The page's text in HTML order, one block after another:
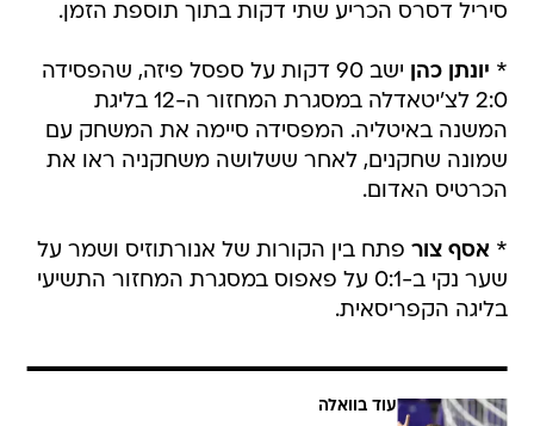
סיריל דסרס הכריע שתי דקות בתוך תוספת הזמן.
* יונתן כהן
ישב 90 דקות על ספסל פיזה, שהפסידה
2:0 לצ'יטאדלה במסגרת המחזור ה-12 בליגת
המשנה באיטליה. המפסידה סיימה את המשחק עם
שמונה שחקנים, לאחר ששלושה משחקניה ראו את
הכרטיס האדום.
* אסף צור פתח בין הקורות של אנורתוזיס ושמר על
שער נקי ב-0:1 על פאפוס במסגרת המחזור התשיעי
בליגה הקפריסאית.
עוד בוואלה